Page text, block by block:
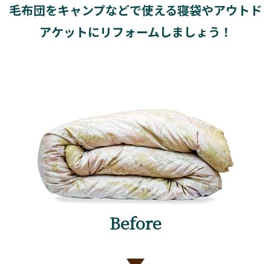
毛布団をキャンプなどで使える寝袋やアウトド
アケットにリフォームしましょう！
Before